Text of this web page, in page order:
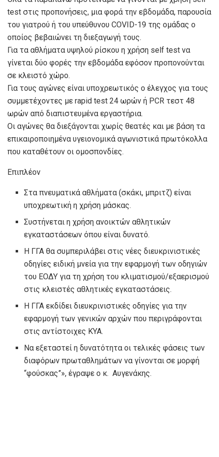
test στις προπονήσεις, μια φορά την εβδομάδα, παρουσία
του γιατρού ή του υπεύθυνου COVID-19 της ομάδας ο
οποίος βεβαιώνει τη διεξαγωγή τους.
Για τα αθλήματα υψηλού ρίσκου η χρήση self test να
γίνεται δύο φορές την εβδομάδα εφόσον προπονούνται
σε κλειστό χώρο.
Για τους αγώνες είναι υποχρεωτικός ο έλεγχος για τους
συμμετέχοντες με rapid test 24 ωρών ή PCR τεστ 48
ωρών από διαπιστευμένα εργαστήρια.
Οι αγώνες θα διεξάγονται χωρίς θεατές και με βάση τα
επικαιροποιημένα υγειονομικά αγωνιστικά πρωτόκολλα
που καταθέτουν οι ομοσπονδίες.
Επιπλέον
Στα πνευματικά αθλήματα (σκάκι, μπριτζ) είναι
υποχρεωτική η χρήση μάσκας.
Συστήνεται η χρήση ανοικτών αθλητικών
εγκαταστάσεων όπου είναι δυνατό.
Η ΓΓΑ θα συμπεριλάβει στις νέες διευκρινιστικές
οδηγίες ειδική μνεία για την εφαρμογή των οδηγιών
του ΕΟΔΥ για τη χρήση του κλιματισμού/εξαερισμού
στις κλειστές αθλητικές εγκαταστάσεις.
Η ΓΓΑ εκδίδει διευκρινιστικές οδηγίες για την
εφαρμογή των γενικών αρχών που περιγράφονται
στις αντίστοιχες ΚΥΑ.
Να εξεταστεί η δυνατότητα οι τελικές φάσεις των
διαφόρων πρωταθλημάτων να γίνονται σε μορφή
“φούσκας”», έγραψε ο κ. Αυγενάκης.